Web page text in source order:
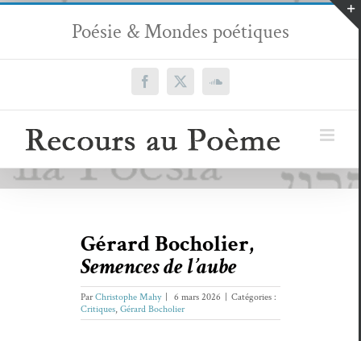
Passer
contenu
Poésie & Mondes poétiques
Facebook
X SoundCloud
Gérard Bocholier,
Semences de l’aube
ParChristophe Mahy 6 mars 2026
Catégories :
Critiques, Gérard Bocholier